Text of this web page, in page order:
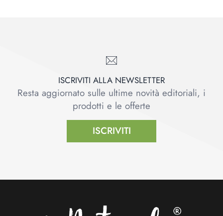
ISCRIVITI ALLA NEWSLETTER
Resta aggiornato sulle ultime novità editoriali, i
prodotti e le offerte
ISCRIVITI